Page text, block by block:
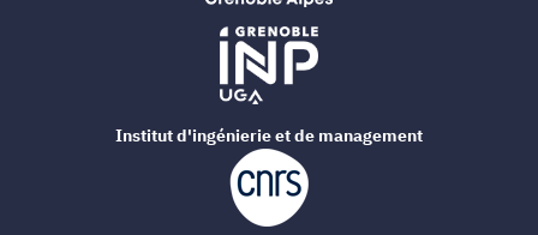
Institut d'ingénierie et de management